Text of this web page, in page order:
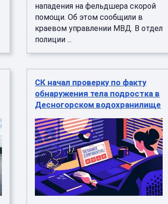
нападения на фельдшера скорой
помощи. Об этом сообщили в
краевом управлении МВД. В отдел
полиции ...
СК начал проверку по факту
обнаружения тела подростка в
Десногорском водохранилище